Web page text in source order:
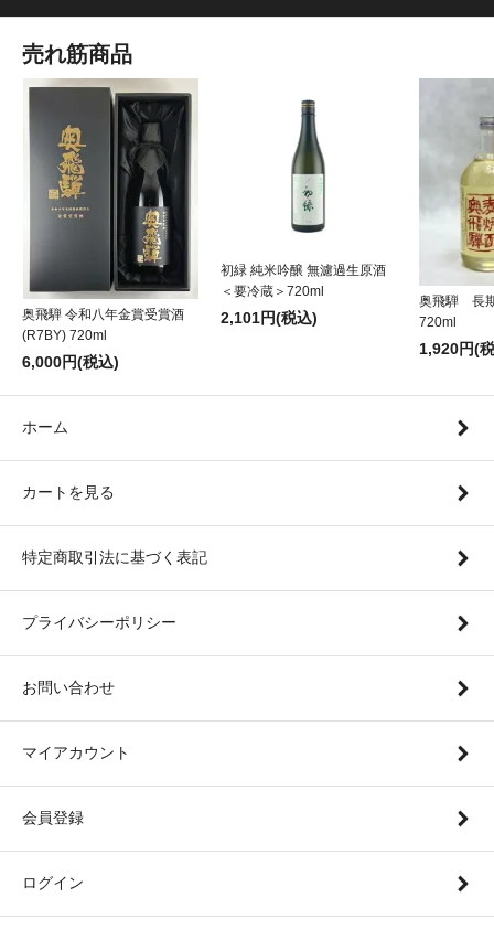
売れ筋商品
奥飛騨 令和八年金賞受賞酒
(R7BY) 720ml
6,000円(税込)
初緑 純米吟醸 無濾過生原酒
＜要冷蔵＞720ml
2,101円(税込)
奥飛騨 長
720ml
1,920円(
ホーム
カートを見る
特定商取引法に基づく表記
プライバシーポリシー
お問い合わせ
マイアカウント
会員登録
ログイン